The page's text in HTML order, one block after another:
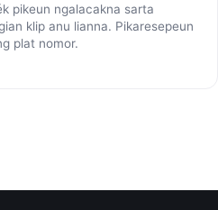
pikeun ngalacakna sarta
klip anu lianna. Pikaresepeun
plat nomor.